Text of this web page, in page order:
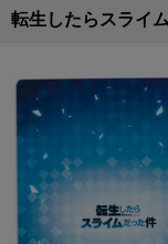
転生したらスライ